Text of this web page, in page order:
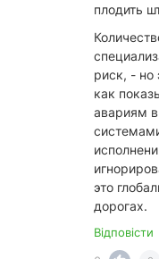
плодить
риск, - но
как
авариям
это
дорогах.
Відповісти